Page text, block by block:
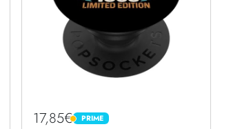
17,85€ PRIME
PRIME